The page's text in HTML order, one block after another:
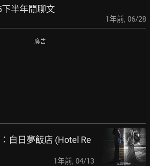
下半年閒聊文
1年前, 06/28
廣告
白日夢飯店 (Hotel Re
1年前, 04/13